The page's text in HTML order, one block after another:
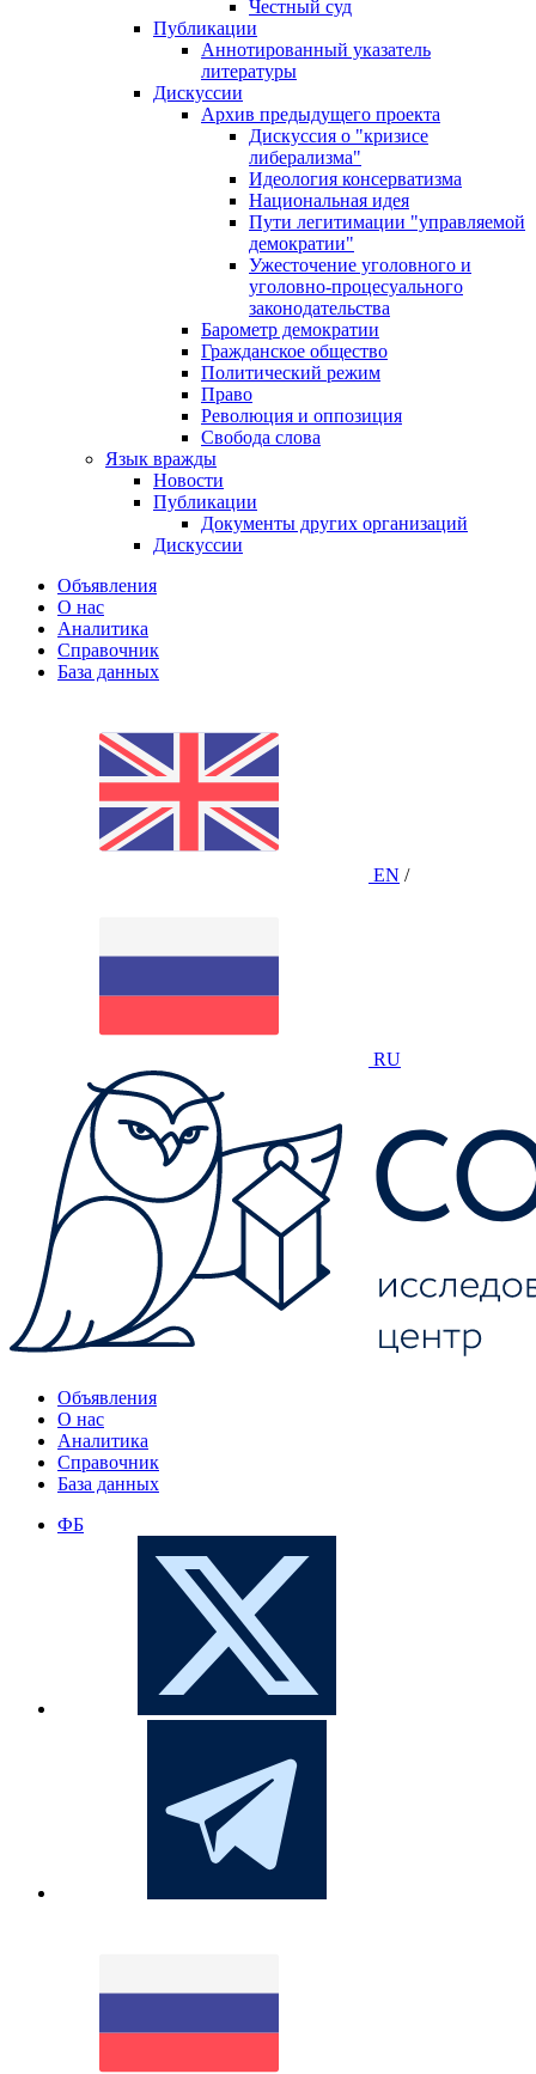
Честный суд
Публикации
Аннотированный указатель
литературы
Дискуссии
Архив предыдущего проекта
Дискуссия о "кризисе
либерализма"
Идеология консерватизма
Национальная идея
Пути легитимации "управляемой
демократии"
Ужесточение уголовного и
уголовно-процесуального
законодательства
Барометр демократии
Гражданское общество
Политический режим
Право
Революция и оппозиция
Свобода слова
Язык вражды
Новости
Публикации
Документы других организаций
Дискуссии
Объявления
О нас
Аналитика
Справочник
База данных
EN /
RU
Объявления
О нас
Аналитика
Справочник
База данных
ФБ